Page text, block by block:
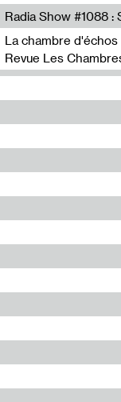
Resonance
La chambre d'échos
Revue Les